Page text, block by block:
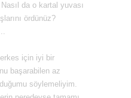
da o kartal yuvası
ördünüz?
için iyi bir
başarabilen az
söylemeliyim.